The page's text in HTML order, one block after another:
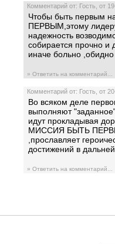
Комментарий от: Гость, от
Чтобы быть первым
ПЕРВЫМ,этому
надежность
собирается прочно и
иначе больно
» Ответить на комментарий...
Комментарий от: Гость, от
Во всяком деле
выполняют
идут прокладывая
МИССИЯ БЫТЬ
,прославляет
достижений в
» Ответить на комментарий...